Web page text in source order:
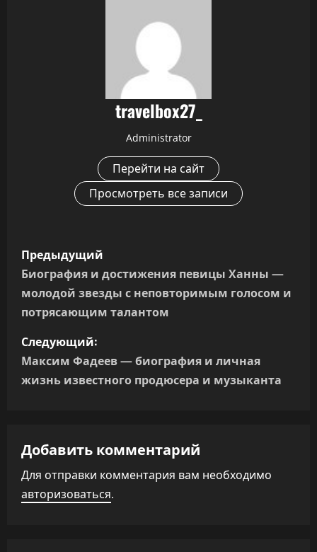
travelbox27_
Administrator
Перейти на сайт
Просмотреть все записи
Н
а
в
и
г
и
я
Предыдущий
Биография и достижения певицы Ханны —
молодой звезды с неповторимым голосом и
потрясающим талантом
Следующий:
Максим Фадеев — биография и личная
жизнь известного продюсера и музыканта
Добавить комментарий
Для отправки комментария вам необходимо
авторизоваться.